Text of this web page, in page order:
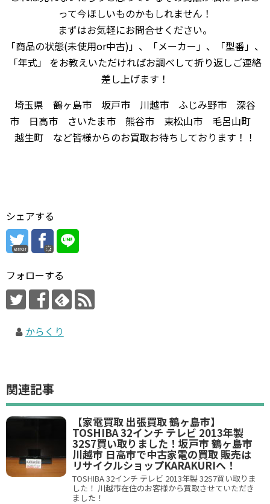
って今ほしいものかもしれません！
まずはお気軽にお問合せください。
「商品の状態(未使用or中古)」、「メーカー」、「型番」、
「年式」 をお教えいただければお調べして折り返しご連絡
差し上げます！
埼玉県 鶴ヶ島市 坂戸市 川越市 ふじみ野市 深谷
市 日高市 さいたま市 熊谷市 東松山市 毛呂山町
越生町 など皆様からのお買取お待ちしております！！
シェアする
error
フォローする
からくり
関連記事
【家電買取 出張買取 鶴ヶ島市】
TOSHIBA 32インチ テレビ 2013年製
32S7買い取りました！坂戸市 鶴ヶ島市
川越市 日高市で中古家電の買取 販売は
リサイクルショップKARAKURIへ！
TOSHIBA 32インチ テレビ 2013年製 32S7買い取りま
した！ 川越市在住のお客様から買取させていただき
ました！